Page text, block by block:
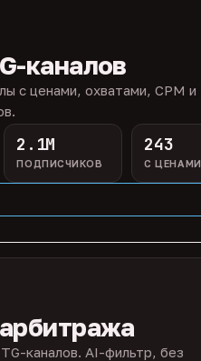
каналов
с ценами, охватами, CPM и
2.1M
ПОДПИСЧИКОВ
243
С ЦЕНАМИ
каналов. AI-фильтр, без